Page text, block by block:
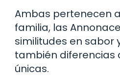
Ambas pertenecen
familia, las
similitudes en sabor
también diferencias
únicas.